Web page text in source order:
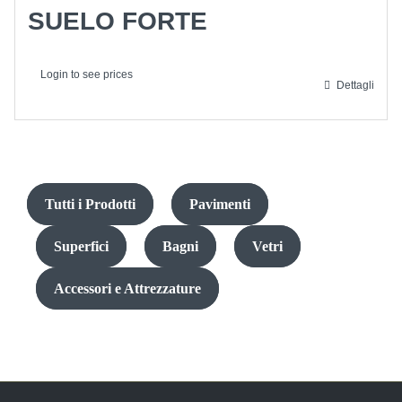
SUELO FORTE
Login to see prices
Dettagli
Tutti i Prodotti Pavimenti
Superfici Bagni Vetri
Accessori e Attrezzature